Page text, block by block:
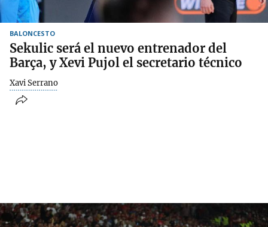
BALONCESTO
Sekulic será el nuevo entrenador del
Barça, y Xevi Pujol el secretario técnico
Xavi Serrano